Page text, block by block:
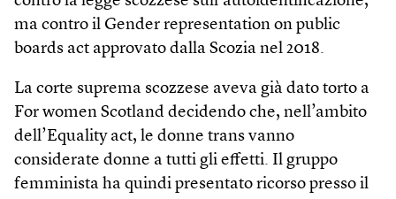
ma contro il Gender representation on public
boards act approvato dalla Scozia nel 2018.
La corte suprema scozzese aveva già dato torto a
For women Scotland decidendo che, nell’ambito
dell’Equality act, le donne trans vanno
considerate donne a tutti gli effetti. Il gruppo
femminista ha quindi presentato ricorso presso il